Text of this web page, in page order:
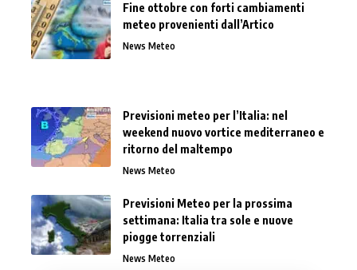
Fine ottobre con forti cambiamenti
meteo provenienti dall’Artico
News Meteo
Previsioni meteo per l’Italia: nel
weekend nuovo vortice mediterraneo e
ritorno del maltempo
News Meteo
Previsioni Meteo per la prossima
settimana: Italia tra sole e nuove
piogge torrenziali
News Meteo